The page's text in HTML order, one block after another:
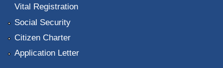
Vital Registration
Social Security
Citizen Charter
Application Letter